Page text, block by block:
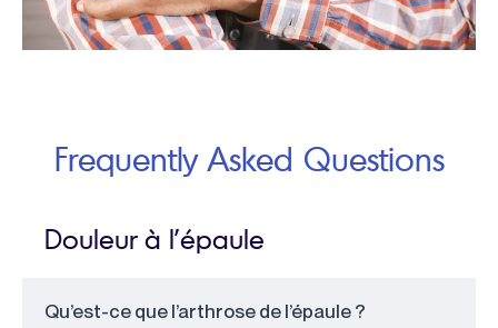
Frequently Asked Questions
Douleur à l’épaule
Qu’est-ce que l’arthrose de l’épaule ?